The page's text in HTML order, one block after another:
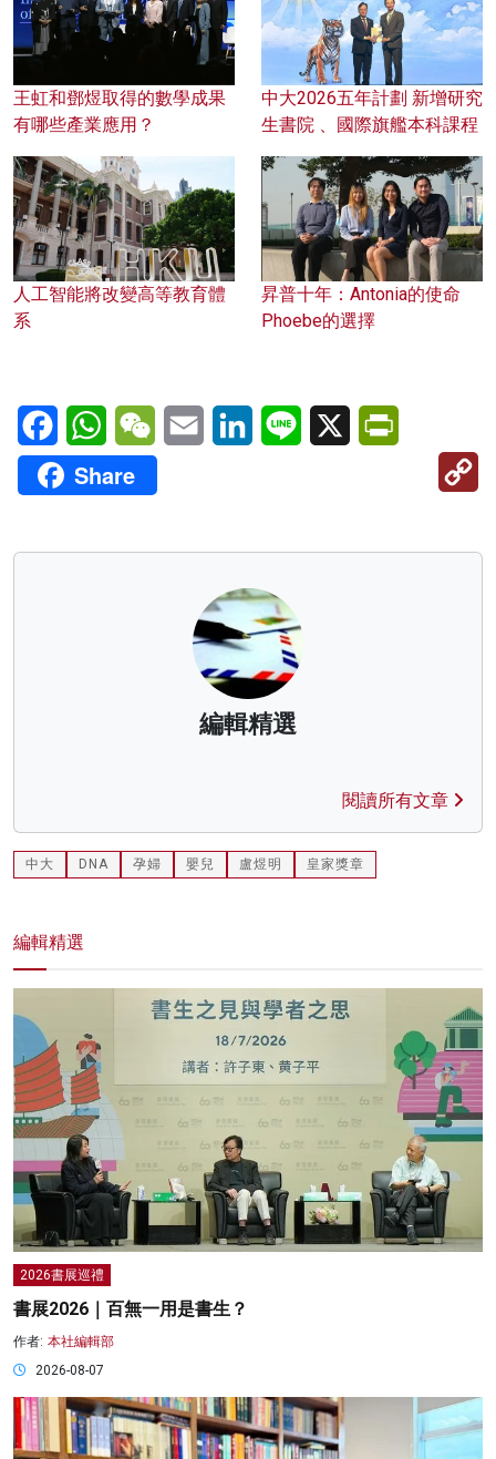
王虹和鄧煜取得的數學成果
有哪些產業應用？
中大2026五年計劃 新增研究
生書院 、國際旗艦本科課程
人工智能將改變高等教育體
系
昇普十年：Antonia的使命
Phoebe的選擇
FacebookWhatsAppWeChatEmail LinkedInLine X
Share
編輯精選
閱讀所有文章
中大 DNA 孕婦 嬰兒 盧煜明 皇家獎章
編輯精選
2026書展巡禮
書展2026｜百無一用是書生？
作者: 本社編輯部
2026-08-07